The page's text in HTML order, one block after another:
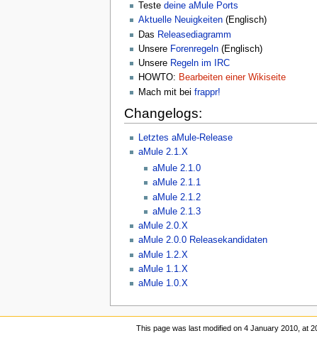
Teste deine aMule Ports
Aktuelle Neuigkeiten(Englisch)
Das Releasediagramm
Unsere Forenregeln(Englisch)
Unsere Regeln im IRC
HOWTO: Bearbeiten einer Wikiseite
Mach mit bei frappr!
Changelogs:
Letztes aMule-Release
aMule 2.1.X
aMule 2.1.0
aMule 2.1.1
aMule 2.1.2
aMule 2.1.3
aMule 2.0.X
aMule 2.0.0 Releasekandidaten
aMule 1.2.X
aMule 1.1.X
aMule 1.0.X
This page was last modified on 4 January 2010, at